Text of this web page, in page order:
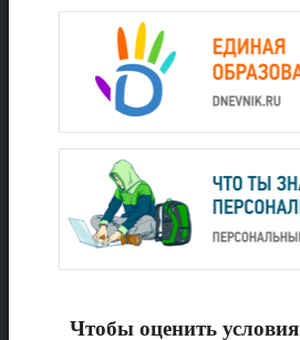
Чтобы оценить условия